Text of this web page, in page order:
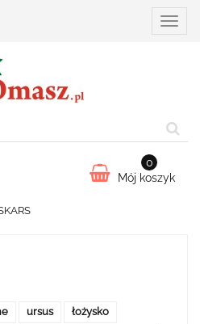
Mój koszyk
0
ursus
łożysko